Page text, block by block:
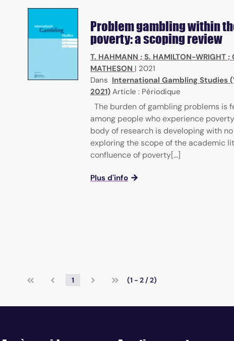
Problem gambling within
poverty: a scoping review
T. HAHMANN ; S. HAMILTON-WRIGHT ;
MATHESON | 2021
Dans International Gambling Studies
2021) Article : Périodique
The burden of gambling problems is
among people who experience
body of research is developing with
exploring the scope of the academic
confluence of poverty[...]
Plus d'info
1 (1 - 2 / 2)